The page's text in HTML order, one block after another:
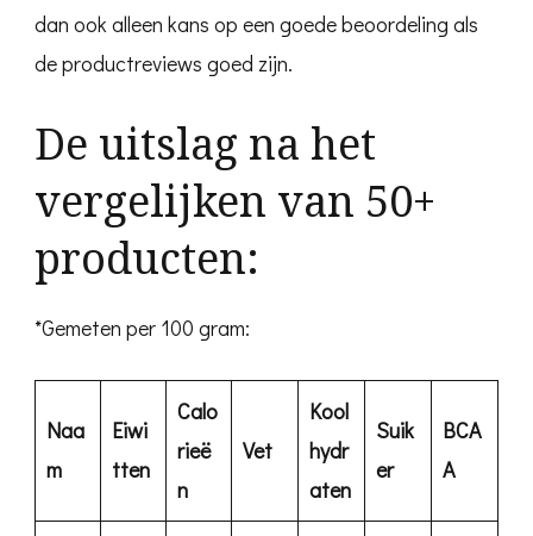
dan ook alleen kans op een goede beoordeling als
de productreviews goed zijn.
De uitslag na het
vergelijken van 50+
producten:
*Gemeten per 100 gram:
Naa
m
Eiwi
tten
Calo
rieë
n
Vet
Kool
hydr
aten
Suik
er
BCA
A